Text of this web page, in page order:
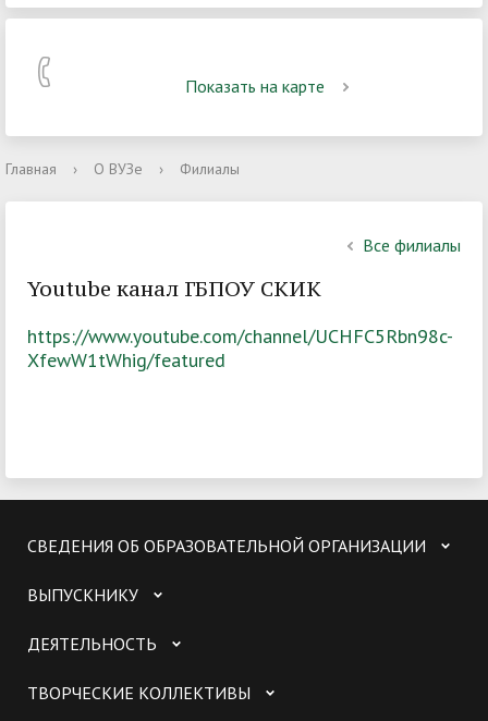
Показать на карте
Главная › О ВУЗе › Филиалы
Все филиалы
Youtube канал ГБПОУ СКИК
https://www.youtube.com/channel/UCHFC5Rbn98c-
XfewW1tWhig/featured
СВЕДЕНИЯ ОБ ОБРАЗОВАТЕЛЬНОЙ ОРГАНИЗАЦИИ
ВЫПУСКНИКУ
ДЕЯТЕЛЬНОСТЬ
ТВОРЧЕСКИЕ КОЛЛЕКТИВЫ